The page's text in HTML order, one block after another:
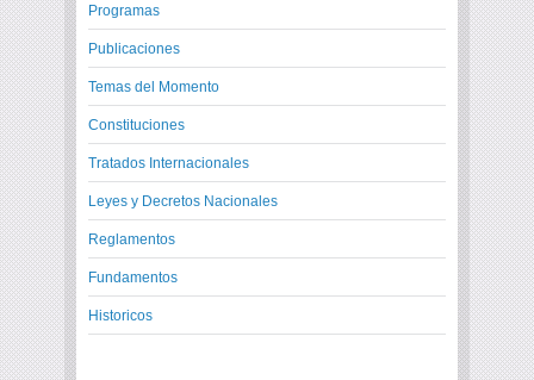
Programas
Publicaciones
Temas del Momento
Constituciones
Tratados Internacionales
Leyes y Decretos Nacionales
Reglamentos
Fundamentos
Historicos